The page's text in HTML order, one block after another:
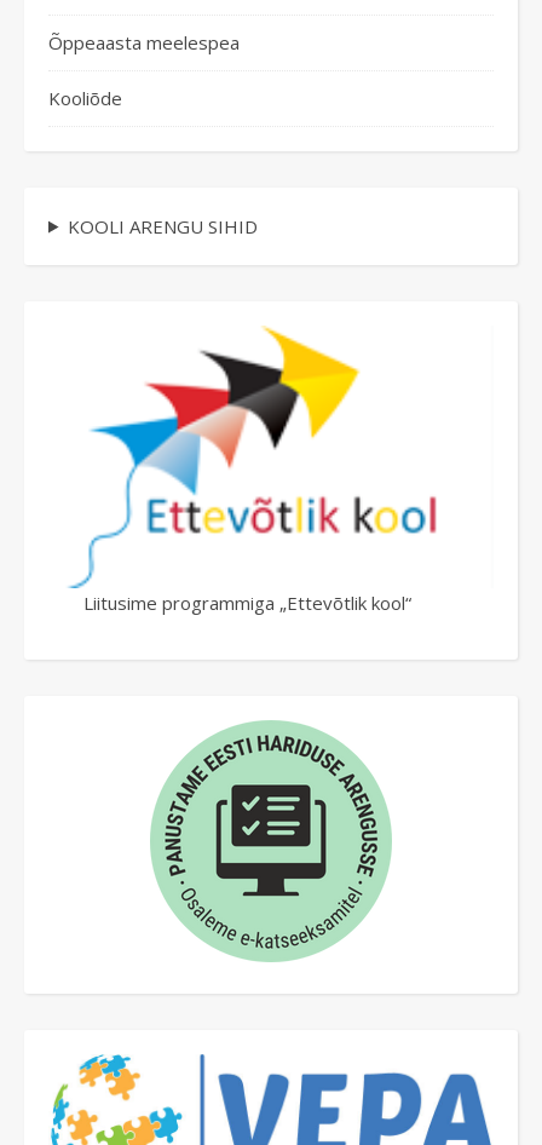
Õppeaasta meelespea
Kooliõde
KOOLI ARENGU SIHID
Liitusime programmiga „Ettevõtlik kool“